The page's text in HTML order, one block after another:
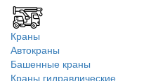
Краны
Автокраны
Башенные краны
Краны гидравлические